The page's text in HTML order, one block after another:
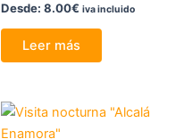
Desde: 8.00€ iva incluido
Leer más